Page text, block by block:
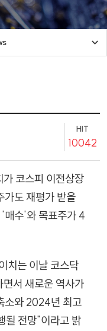
HIT
10042
가 코스피 이전상장
도 재평가 받을
매수'와 목표주가 4
치는 이날 코스닥
서 새로운 역사가
소와 2024년 최고
될 전망"이라고 밝